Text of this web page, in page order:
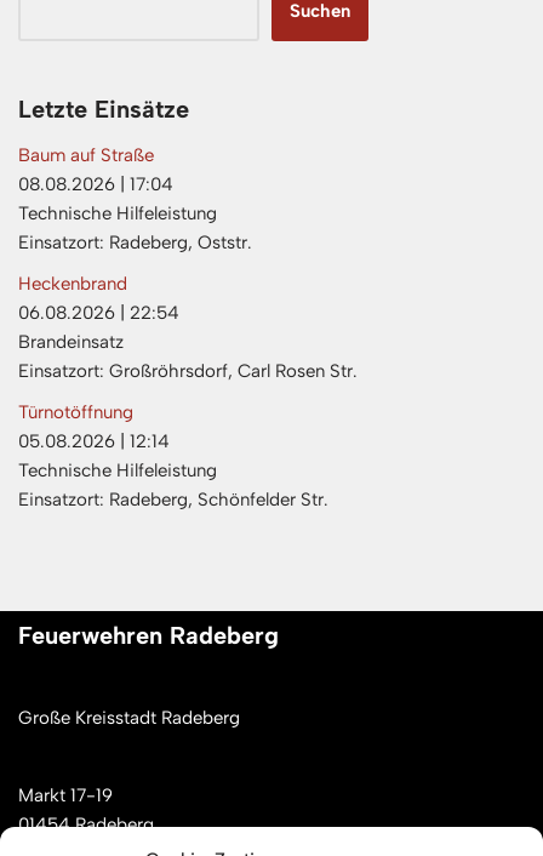
Suchen
Letzte Einsätze
Baum auf Straße
08.08.2026
17:04
Technische Hilfeleistung
Einsatzort: Radeberg, Oststr.
Heckenbrand
06.08.2026
22:54
Brandeinsatz
Einsatzort: Großröhrsdorf, Carl Rosen Str.
Türnotöffnung
05.08.2026
12:14
Technische Hilfeleistung
Einsatzort: Radeberg, Schönfelder Str.
Feuerwehren Radeberg
Große Kreisstadt Radeberg
Markt 17-19
01454 Radeberg